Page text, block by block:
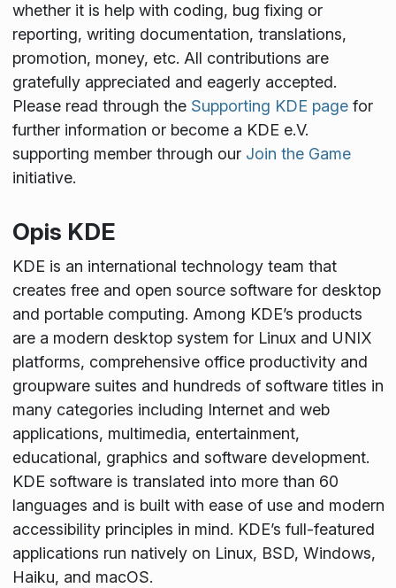
whether it is help with coding, bug fixing or
reporting, writing documentation, translations,
promotion, money, etc. All contributions are
gratefully appreciated and eagerly accepted.
Please read through the Supporting KDE pagefor
further information or become a KDE e.V.
supporting member through our Join the Game
initiative.
Opis KDE
KDE is an international technology team that
creates free and open source software for desktop
and portable computing. Among KDE’s products
are a modern desktop system for Linux and UNIX
platforms, comprehensive office productivity and
groupware suites and hundreds of software titles in
many categories including Internet and web
applications, multimedia, entertainment,
educational, graphics and software development.
KDE software is translated into more than 60
languages and is built with ease of use and modern
accessibility principles in mind. KDE’s full-featured
applications run natively on Linux, BSD, Windows,
Haiku, and macOS.